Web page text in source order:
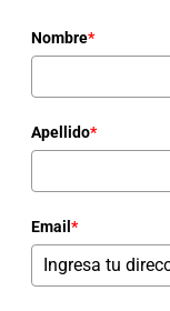
Nombre*
Apellido*
Email *